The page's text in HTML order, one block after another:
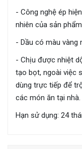
- Công nghệ ép
nhiên của sản
- Dầu có màu vàng
- Chịu được nhiệt
tạo bọt, ngoài việc
dùng trực tiếp để
các món ăn tại nhà.
Hạn sử dụng: 24